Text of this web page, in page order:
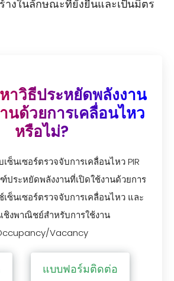
างในลักษณะที่ยั่งยืนและเป็นมิตร
าวิธีประหยัดพลังงาน
นด้วยการเคลื่อนไหว
หรือไม่?
เซ็นเซอร์ตรวจจับการเคลื่อนไหว PIR
ระหยัดพลังงานที่เปิดใช้งานด้วยการ
ซ็นเซอร์ตรวจจับการเคลื่อนไหว และ
ชิงพาณิชย์สำหรับการใช้งาน
Vacancy
แบบฟอร์มติดต่อ